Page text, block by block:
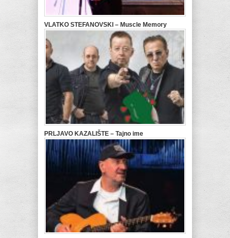
VLATKO STEFANOVSKI – Muscle Memory
PRLJAVO KAZALIŠTE – Tajno ime